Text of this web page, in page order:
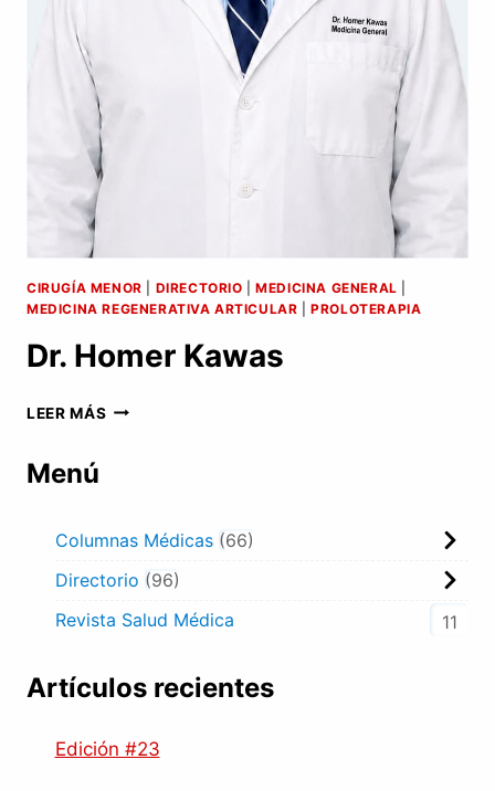
CIRUGÍA MENOR DIRECTORIO |MEDICINA GENERAL
MEDICINA REGENERATIVA ARTICULAR |PROLOTERAPIA
Dr. Homer Kawas
LEER MÁS DR.
Menú
Columnas Médicas
66
Directorio
96
Revista Salud Médica
11
Artículos recientes
Edición #23